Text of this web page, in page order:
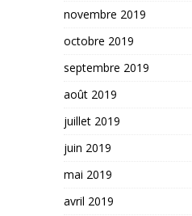
novembre 2019
octobre 2019
septembre 2019
août 2019
juillet 2019
juin 2019
mai 2019
avril 2019